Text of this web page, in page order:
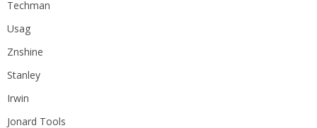
Techman
Usag
Znshine
Stanley
Irwin
Jonard Tools